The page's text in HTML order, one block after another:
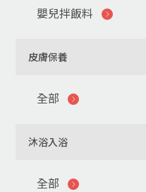
嬰兒拌飯料
皮膚保養
全部
沐浴入浴
全部